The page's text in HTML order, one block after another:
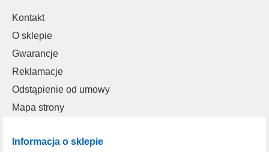
Kontakt
O sklepie
Gwarancje
Reklamacje
Odstąpienie od umowy
Mapa strony
Informacja o sklepie